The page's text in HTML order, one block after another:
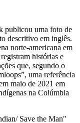
publicou uma foto de
descritivo em inglês.
norte-americana em
histórias e
que, segundo o
uma referência
maio de 2021 em
na Colúmbia
Save the Man"